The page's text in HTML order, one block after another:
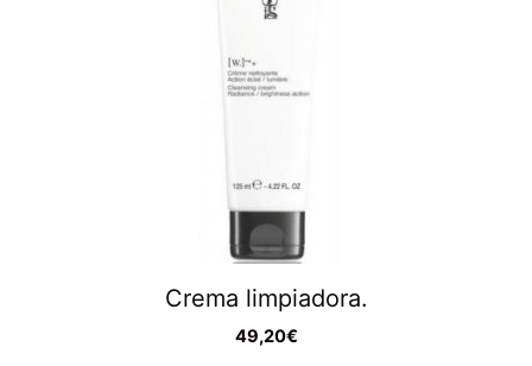
Crema limpiadora.
49,20€